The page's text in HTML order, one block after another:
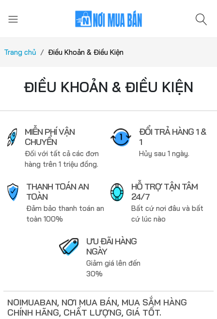
Trang chủ Điều Khoản & Điều Kiện
ĐIỀU KHOẢN & ĐIỀU KIỆN
MIỄN PHÍ VẬN
CHUYỂN
Đối với tất cả các đơn
hàng trên 1 triệu đồng.
ĐỔI TRẢ HÀNG 1 &
1
Hủy sau 1 ngày.
THANH TOÁN AN
TOÀN
Đảm bảo thanh toán an
toàn 100%
HỖ TRỢ TẬN TÂM
24/7
Bất cứ nơi đâu và bất
cứ lúc nào
ƯU ĐÃI HÀNG
NGÀY
Giảm giá lên đến
30%
NOIMUABAN, NƠI MUA BÁN, MUA SẮM HÀNG
CHÍNH HÃNG, CHẤT LƯỢNG, GIÁ TỐT.